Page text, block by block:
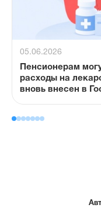
05.06.2026
Пенсионерам
расходы на
вновь внесен в